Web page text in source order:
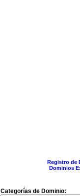
Registro de
Dominios
Categorías de Dominio: